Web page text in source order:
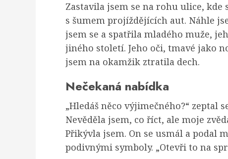
Zastavila jsem se na rohu ulice,
s šumem projíždějících aut. Náhle
jsem se a spatřila mladého muže,
jiného století. Jeho oči, tmavé jako
jsem na okamžik ztratila dech.
Nečekaná nabídka
„Hledáš něco výjimečného?“ zeptal
Nevěděla jsem, co říct, ale moje
Přikývla jsem. On se usmál a podal
podivnými symboly. „Otevři to na